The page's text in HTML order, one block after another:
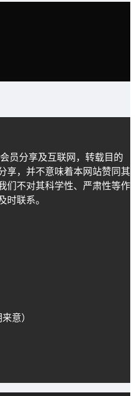
员分享及互联网，转载目的
享，并不意味着本网站赞同其
们不对其科学性、严肃性等作
时联系。
意）